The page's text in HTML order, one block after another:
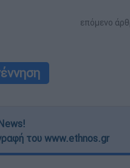
επόμενο
του www.ethnos.gr